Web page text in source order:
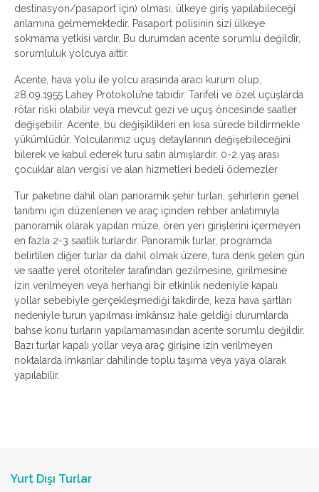
destinasyon/pasaport için) olması, ülkeye giriş yapılabileceği
anlamına gelmemektedir. Pasaport polisinin sizi ülkeye
sokmama yetkisi vardır. Bu durumdan acente sorumlu değildir,
sorumluluk yolcuya aittir.
Acente, hava yolu ile yolcu arasında aracı kurum olup,
28.09.1955 Lahey Protokolü’ne tabidir. Tarifeli ve özel uçuşlarda
rötar riski olabilir veya mevcut gezi ve uçuş öncesinde saatler
değişebilir. Acente, bu değişiklikleri en kısa sürede bildirmekle
yükümlüdür. Yolcularımız uçuş detaylarının değişebileceğini
bilerek ve kabul ederek turu satın almışlardır. 0-2 yaş arası
çocuklar alan vergisi ve alan hizmetleri bedeli ödemezler
Tur paketine dahil olan panoramik şehir turları, şehirlerin genel
tanıtımı için düzenlenen ve araç içinden rehber anlatımıyla
panoramik olarak yapılan müze, ören yeri girişlerini içermeyen
en fazla 2-3 saatlik turlardır. Panoramik turlar, programda
belirtilen diğer turlar da dahil olmak üzere, tura denk gelen gün
ve saatte yerel otoriteler tarafından gezilmesine, girilmesine
izin verilmeyen veya herhangi bir etkinlik nedeniyle kapalı
yollar sebebiyle gerçekleşmediği takdirde, keza hava şartları
nedeniyle turun yapılması imkânsız hale geldiği durumlarda
bahse konu turların yapılamamasından acente sorumlu değildir.
Bazı turlar kapalı yollar veya araç girişine izin verilmeyen
noktalarda imkanlar dahilinde toplu taşıma veya yaya olarak
yapılabilir.
Yurt Dışı Turlar